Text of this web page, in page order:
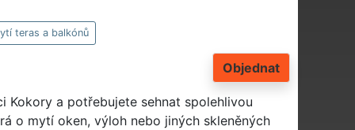
teras a balkónů
Objednat
Kokory a potřebujete sehnat spolehlivou
o mytí oken, výloh nebo jiných skleněných